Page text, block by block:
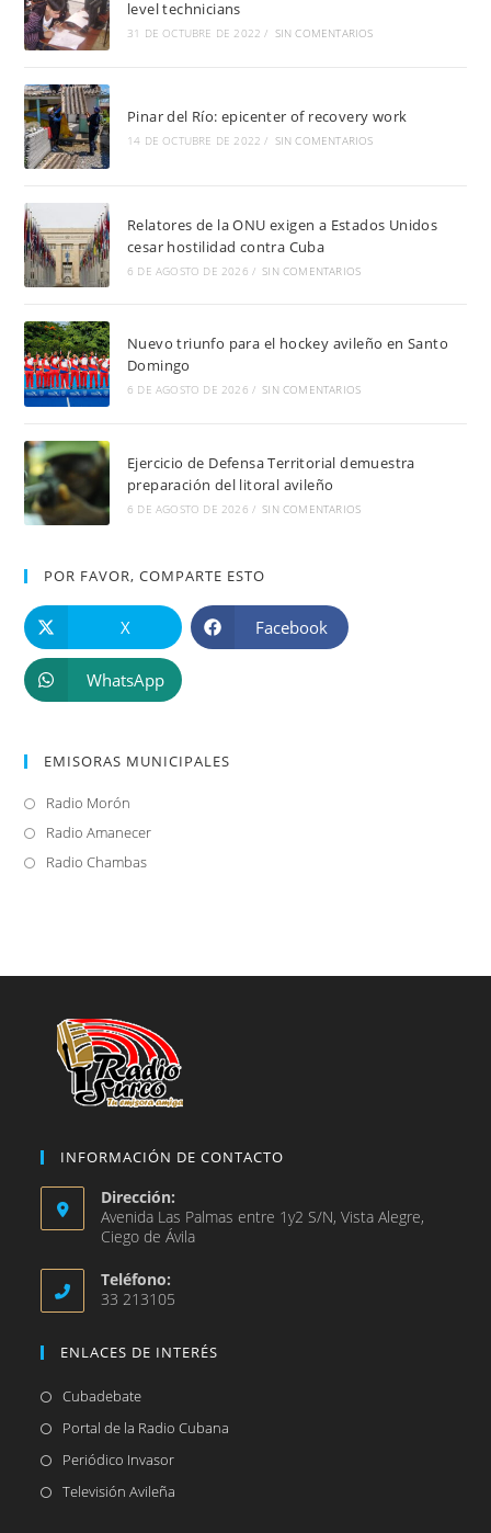
level technicians
31 DE OCTUBRE DE 2022 / SIN COMENTARIOS
Pinar del Río: epicenter of recovery work
14 DE OCTUBRE DE 2022 / SIN COMENTARIOS
Relatores de la ONU exigen a Estados Unidos
cesar hostilidad contra Cuba
6 DE AGOSTO DE 2026 / SIN COMENTARIOS
Nuevo triunfo para el hockey avileño en Santo
Domingo
6 DE AGOSTO DE 2026 / SIN COMENTARIOS
Ejercicio de Defensa Territorial demuestra
preparación del litoral avileño
6 DE AGOSTO DE 2026 / SIN COMENTARIOS
POR FAVOR, COMPARTE ESTO
X Facebook
WhatsApp
EMISORAS MUNICIPALES
Radio Morón
abre
en
Radio AmanecerSe
Radio ChambasSe
nueva
INFORMACIÓN DE CONTACTO
Dirección:
Avenida Las Palmas entre 1y2 S/N, Vista Alegre,
Ciego de Ávila
Teléfono:
33 213105
ENLACES DE INTERÉS
CubadebateSe
abre
Portal de la Radio Cubana
Periódico InvasorSe
abre
Televisión Avileña